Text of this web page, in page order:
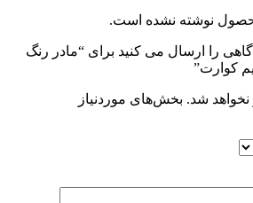
نوشته نشده است.
را ارسال می کنید برای “مادر رنگ
شد. بخش‌های موردنیاز